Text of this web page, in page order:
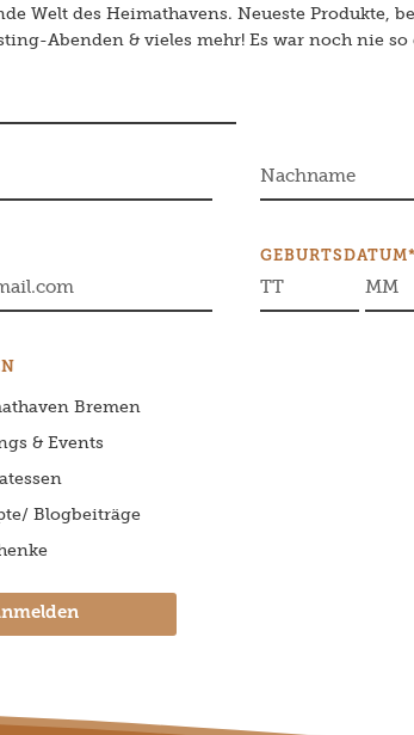
Welt des Heimathavens. Neueste Produkte,
Abenden & vieles mehr! Es war noch nie
GEBURTSDATUM*
Bremen
& Events
Blogbeiträge